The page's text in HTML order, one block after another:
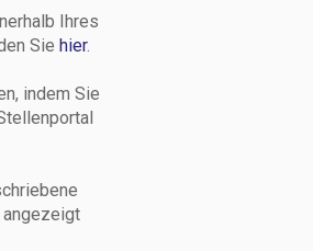
Ihres
Sie hier.
indem Sie